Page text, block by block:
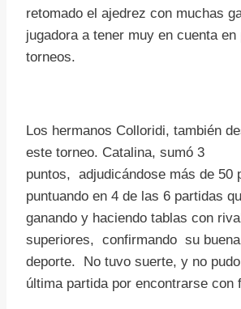
retomado el ajedrez con muchas
jugadora a tener muy en cuenta en
torneos.
Los hermanos Colloridi, también
este torneo. Catalina, sumó 3
puntos, adjudicándose más de 50
puntuando en 4 de las 6 partidas
ganando y haciendo tablas con
superiores, confirmando su
deporte. No tuvo suerte, y no
última partida por encontrarse con